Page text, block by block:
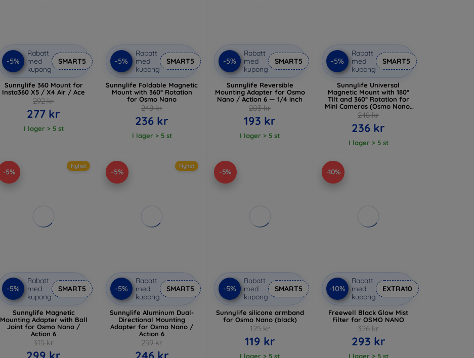
-5%
Rabatt
med
kupong
SMART5
Sunnylife 360 Mount for
Insta360 X5 / X4 Air / Ace
292 kr
277 kr
I lager > 5 st
-5%
Rabatt
med
kupong
SMART5
Sunnylife Foldable Magnetic
Mount with 360° Rotation
for Osmo Nano
248 kr
236 kr
I lager > 5 st
-5%
Rabatt
med
kupong
SMART5
Sunnylife Reversible
Mounting Adapter for Osmo
Nano / Action 6 — 1/4 inch
203 kr
193 kr
I lager > 5 st
-5%
Rabatt
med
kupong
SMART5
Sunnylife Universal
Magnetic Mount with 180°
Tilt and 360° Rotation for
Mini Cameras (Osmo Nano,
Insta360 GO)
248 kr
236 kr
I lager > 5 st
-5%
Nyhet
-5%
Rabatt
med
kupong
SMART5
Sunnylife Magnetic
Mounting Adapter with Ball
Joint for Osmo Nano /
Action 6
315 kr
-5%
Nyhet
-5%
Rabatt
med
kupong
SMART5
Sunnylife Aluminum Dual-
Directional Mounting
Adapter for Osmo Nano /
Action 6
259 kr
-5%
-5%
Rabatt
med
kupong
SMART5
Sunnylife silicone armband
for Osmo Nano (black)
125 kr
119 kr
I lager > 5 st
-10%
-10%
Rabatt
med
kupong
EXTRA10
Freewell Black Glow Mist
Filter for OSMO NANO
326 kr
293 kr
I lager > 5 st